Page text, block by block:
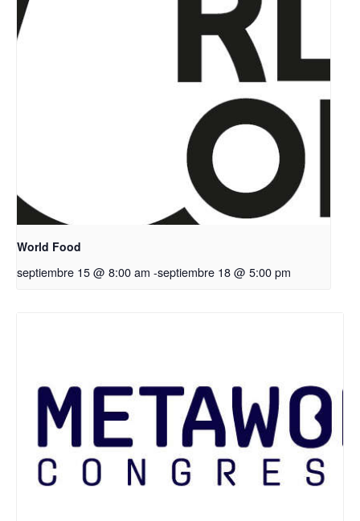
World Food
septiembre 15 @ 8:00 am -septiembre 18 @ 5:00 pm